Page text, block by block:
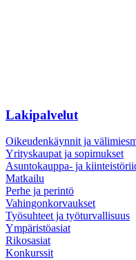
Lakipalvelut
Oikeudenkäynnit ja
Yrityskaupat ja sopimukset
Asuntokauppa- ja
Matkailu
Perhe ja perintö
Vahingonkorvaukset
Työsuhteet ja työturvallisuus
Ympäristöasiat
Rikosasiat
Konkurssit